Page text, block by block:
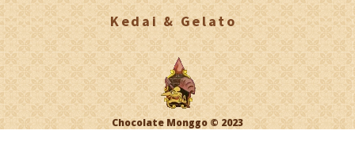
Kedai & Gelato
Chocolate Monggo © 2023